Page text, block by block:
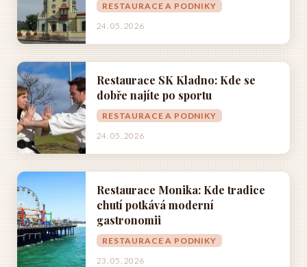
RESTAURACE A PODNIKY
24. 05. 2026
Restaurace SK Kladno: Kde se
dobře najíte po sportu
RESTAURACE A PODNIKY
24. 05. 2026
Restaurace Monika: Kde tradice
chutí potkává moderní
gastronomii
RESTAURACE A PODNIKY
23. 05. 2026